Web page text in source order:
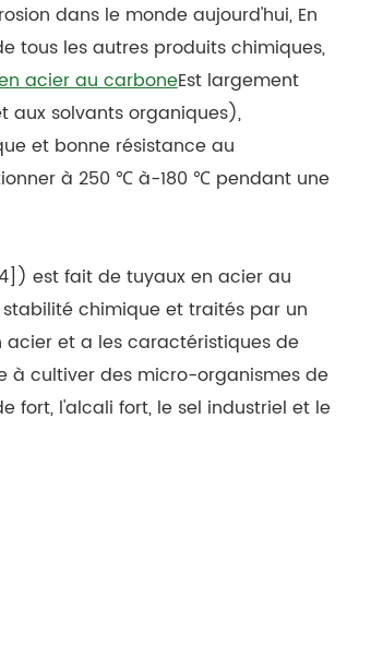
dans le monde aujourd'hui, En
tous les autres produits chimiques,
acier au carboneEst largement
aux solvants organiques),
et bonne résistance au
à 250 ℃ à-180 ℃ pendant une
est fait de tuyaux en acier au
chimique et traités par un
et a les caractéristiques de
à cultiver des micro-organismes de
fort, l'alcali fort, le sel industriel et le